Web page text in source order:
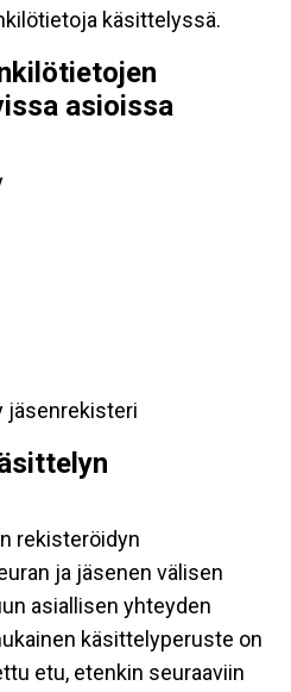
käsittelyssä.
asioissa
jäsenrekisteri
rekisteröidyn
ja jäsenen välisen
asiallisen yhteyden
käsittelyperuste on
etu, etenkin seuraaviin